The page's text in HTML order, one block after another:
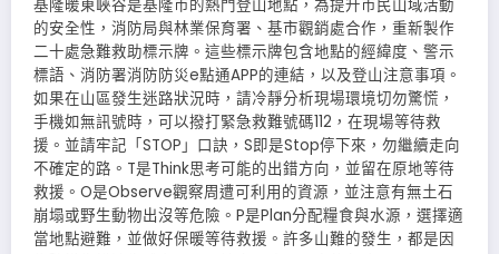
基隆暖東峽谷是基隆市的熱門登山地點，為提升市民山域活動
的安全性，消防局與林業保育署、基市觀銷處合作，重新製作
二十處急難救助標示牌。這些標示牌包含地點的經緯度、警示
標語、消防署消防防災e點通APP的連結，以及登山注意事項。
如果在山區發生迷路狀況時，請冷靜分析現場環境切勿驚慌，
手機如無訊號時，可以撥打緊急救難號碼112，在現場等待救
援。並請牢記「STOP」口訣，S即是Stop停下來，勿繼續走向
不確定的路。T是Think思考可能的出錯方向，並留在原地等待
救援。O是Observe觀察周遭可利用的資源，並注意有無土石
崩塌或野生動物出沒等危險。P是Plan分配糧食與水源，選擇適
當地點避難，並做好保暖等待救援。許多山難的發生，都是因